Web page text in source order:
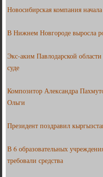
Новосибирская компания
В Нижнем Новгороде выросла
Экс-аким Павлодарской
суде
Композитор Александра
Ольги
Президент поздравил
В 6 образовательных
требовали средства